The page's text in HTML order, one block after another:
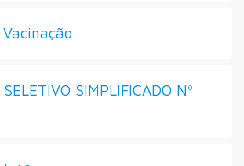
SELETIVO SIMPLIFICADO Nº